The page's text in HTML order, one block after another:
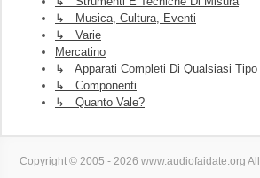
↳ Musica, Cultura, Eventi
↳ Varie
Mercatino
↳ Apparati Completi Di Qualsiasi Tipo
↳ Componenti
↳ Quanto Vale?
Copyright © 2005 - 2026 www.audiofaidate.org